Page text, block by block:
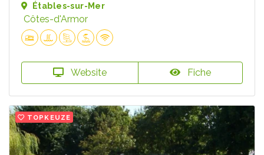
Étables-sur-Mer
Côtes-d'Armor
Website Fiche
TOPKEUZE